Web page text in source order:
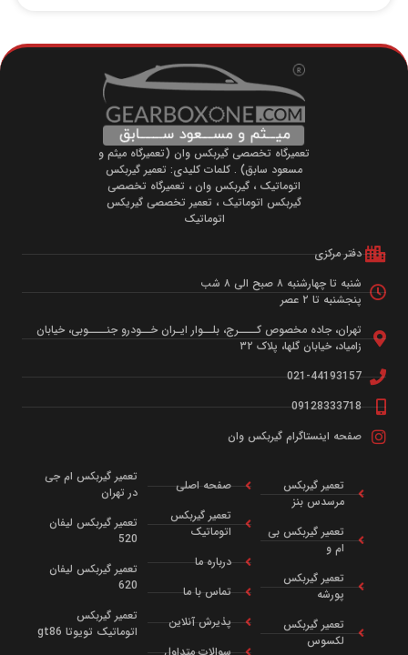
تعمیر گیربکس تویوتا هایلوکس
خدماتی که در این مرکز ارائه می‌گردد شامل: تعمیر گیربکس
تویوتا هایلوکس ، سرویس دوره‌ای تعمیر گیربکس، بازدید فنی
جهت تعمیر گیربکس به همراه گارانتی یکساله می‌باشد.
گیربکس اتوماتیک بدلیل انتقال گشتاور موتور از طریق جریان
روغن به گیربکس و ساختار هیدروالکترومکانیکی آن، نسبت به
آوریل 28, 2020 بدون دیدگاه